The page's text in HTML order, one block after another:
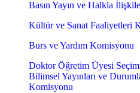
Basın Yayın ve Halkla
Kültür ve Sanat Faaliyetleri
Burs ve Yardım Komisyonu
Doktor Öğretim Üyesi
Bilimsel Yayınları ve
Komisyonu